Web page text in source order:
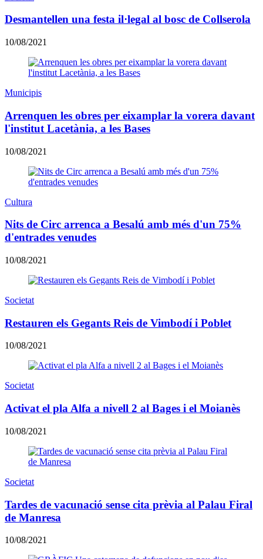
Desmantellen una festa il·legal al bosc de Collserola
10/08/2021
Municipis
Arrenquen les obres per eixamplar la vorera davant
l'institut Lacetània, a les Bases
10/08/2021
Cultura
​Nits de Circ arrenca a Besalú amb més d'un 75%
d'entrades venudes
10/08/2021
Societat
Restauren els Gegants Reis de Vimbodí i Poblet
10/08/2021
Societat
Activat el pla Alfa a nivell 2 al Bages i el Moianès
10/08/2021
Societat
Tardes de vacunació sense cita prèvia al Palau Firal
de Manresa
10/08/2021